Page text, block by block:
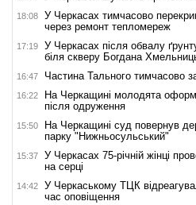
18:08
У Черкасах тимчасово
через ремонт тепломереж
17:19
У Черкасах після обвалу
біля скверу Богдана
16:47 Частина Тального тимчасово
16:22
На Черкащині молодята
після одруження
15:50
На Черкащині суд повернув
парку "Нижньосульський"
15:37
У Черкасах 75-річній жінці
на серці
14:42
У Черкаському ТЦК
час оповіщення